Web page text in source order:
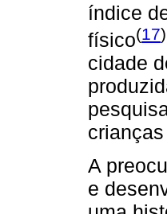
índice
físico(17)
cidade
A
e